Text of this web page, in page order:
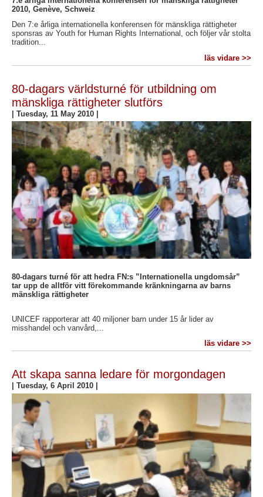
2010, Genève, Schweiz
Den 7:e årliga internationella konferensen för mänskliga rättigheter
sponsras av Youth for Human Rights International, och följer vår stolta
tradition...
läs vidare >>
80-dagars världsturné för utbildning om
mänskliga rättigheter slutförs
Tuesday, 11 May 2010
80-dagars turné för att hedra FN:s ”Internationella ungdomsår”
tar upp de alltför vitt förekommande kränkningarna av barns
mänskliga rättigheter
UNICEF rapporterar att 40 miljoner barn under 15 år lider av
misshandel och vanvård,...
läs vidare >>
Att skapa sanna ledare för morgondagen
Tuesday, 6 April 2010